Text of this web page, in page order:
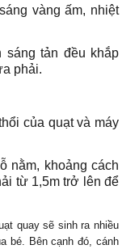
vàng ấm, nhiệt
tản đều khắp
phải.
của quạt và máy
nằm, khoảng cách
từ 1,5m trở lên để
quay sẽ sinh ra nhiều
bé. Bên cạnh đó, cánh